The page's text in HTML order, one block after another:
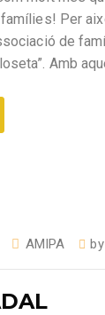
Per
de
Amb
AMIPA by